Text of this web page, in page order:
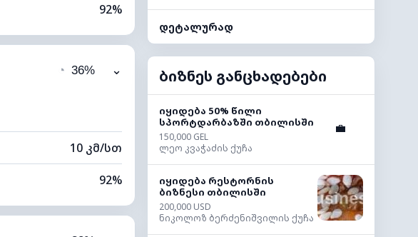
92%
89%
10 კმ
◔ 36% ⌄
10 კმ/სთ
92%
72%
დეტალურად
ბიზნეს განცხადებები
იყიდება 50% წილი
სპორტდარბაზში თბილისში
150,000 GEL
ლეო კვაჭაძის ქუჩა
💼
იყიდება რესტორნის
ბიზნესი თბილისში
200,000 USD
ნიკოლოზ ბერძენიშვილის ქუჩა